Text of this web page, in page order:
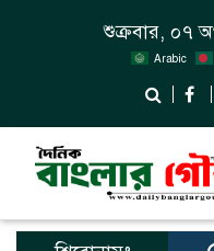
শুক্রবার, ০৭
Arabic